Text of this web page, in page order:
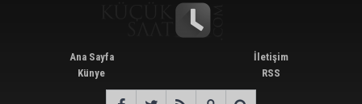
Ana Sayfa
Künye
İletişim
RSS